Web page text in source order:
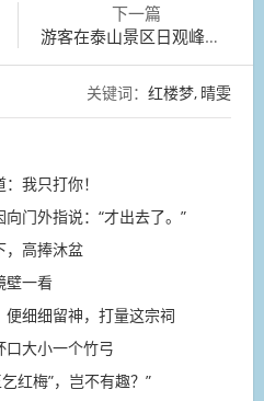
下一篇
游客在泰山景区日观峰观看日出
关键词： 红楼梦 晴雯
我只打你！
门外指说：“才出去了。”
，高捧沐盆
壁一看
细细留神，打量这宗祠
口大小一个竹弓
红梅”，岂不有趣？”